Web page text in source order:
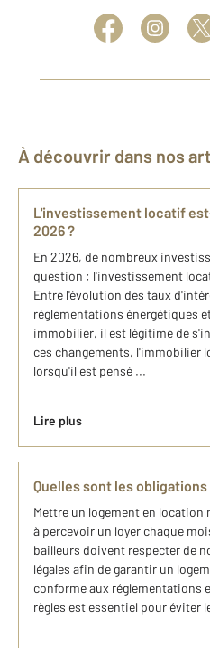
À découvrir dans nos
L'investissement locatif
2026 ?
En 2026, de nombreux
question : l'investissement
Entre l'évolution des taux
réglementations énergétiques
immobilier, il est légitime de
ces changements, l'immobilier
lorsqu'il est pensé ...
Lire plus
Quelles sont les
Mettre un logement en
à percevoir un loyer chaque
bailleurs doivent respecter de
légales afin de garantir un
conforme aux réglementations
règles est essentiel pour éviter